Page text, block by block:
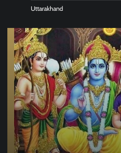
Uttarakhand